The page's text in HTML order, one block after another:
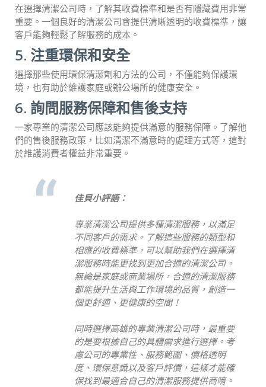
在選擇清潔公司時，了解其收費標準和是否有隱藏費用非常
重要。一個良好的清潔公司會提供清晰透明的收費標準，讓
客戶能夠輕鬆了解服務的成本。
5. 注重環保和安全
選擇那些使用環保清潔劑和方法的公司，不僅能夠保護環
境，也有助於維護家庭或辦公場所的健康安全。
6. 詢問服務保障和售後支持
一家專業的清潔公司應該能夠提供滿意的服務保障。了解他
們的售後服務政策，比如清潔不滿意時的處理方式等，這對
於維護消費者權益非常重要。
佳貝小評語：
專業清潔公司提供多種清潔服務，以滿足
不同客戶的需求。了解這些服務的類型和
相應的收費標準，可以幫助我們在選擇清
潔服務時能更找到更加合適的清潔公司。
無論是家庭或商業場所，合適的清潔服務
都能提升生活與工作環境的品質，創造一
個更舒適、更健康的空間！
同時選擇高雄的專業清潔公司時，最重要
的是要根據自己的具體需求進行選擇。考
慮公司的專業性、服務範圍、價格透明
度、環保意識以及客戶評價，這樣才能確
保找到最適合自己的清潔服務提供商唷。